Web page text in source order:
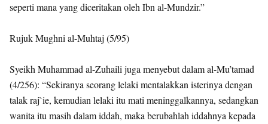
seperti mana yang diceritakan oleh Ibn al-Mundzir.”
Rujuk Mughni al-Muhtaj (5/95)
Syeikh Muhammad al-Zuhaili juga menyebut dalam al-Mu’tamad
(4/256): “Sekiranya seorang lelaki mentalakkan isterinya dengan
talak raj`ie, kemudian lelaki itu mati meninggalkannya, sedangkan
wanita itu masih dalam iddah, maka berubahlah iddahnya kepada